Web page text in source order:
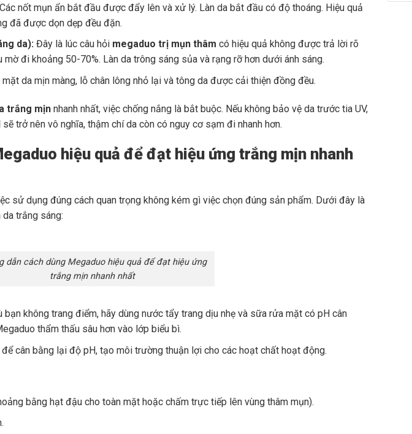
Các nốt mụn ẩn bắt đầu được đẩy lên và xử lý. Làn da bắt đầu có độ thoáng. Hiệu quả
đã được dọn dẹp đều đặn.
da): Đây là lúc câu hỏi megaduo trị mụn thâm có hiệu quả không được trả lời rõ
đi khoảng 50-70%. Làn da trông sáng sủa và rạng rỡ hơn dưới ánh sáng.
da mịn màng, lỗ chân lông nhỏ lại và tông da được cải thiện đồng đều.
trắng mịn nhanh nhất, việc chống nắng là bắt buộc. Nếu không bảo vệ da trước tia UV,
trở nên vô nghĩa, thậm chí da còn có nguy cơ sạm đi nhanh hơn.
hiệu quả để đạt hiệu ứng trắng mịn nhanh
sử dụng đúng cách quan trọng không kém gì việc chọn đúng sản phẩm. Dưới đây là
trắng sáng:
dẫn cách dùng Megaduo hiệu quả để đạt hiệu ứng
trắng mịn nhanh nhất
bạn không trang điểm, hãy dùng nước tẩy trang dịu nhẹ và sữa rửa mặt có pH cân
thẩm thấu sâu hơn vào lớp biểu bì.
cân bằng lại độ pH, tạo môi trường thuận lợi cho các hoạt chất hoạt động.
bằng hạt đậu cho toàn mặt hoặc chấm trực tiếp lên vùng thâm mụn).